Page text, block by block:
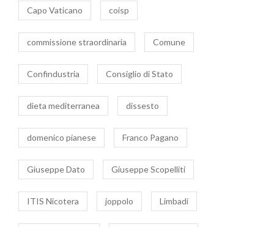
Capo Vaticano coisp
commissione straordinaria Comune
Confindustria Consiglio di Stato
dieta mediterranea dissesto
domenico pianese Franco Pagano
Giuseppe Dato Giuseppe Scopelliti
ITIS Nicotera joppolo Limbadi